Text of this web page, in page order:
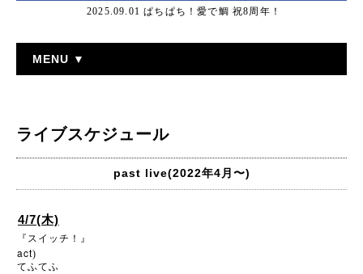
2025.09.01 ぱちぱち！愛で鯛 祝8周年！
MENU ▼
ライブスケジュール
past live(2022年4月〜)
4/7(木)
『スイッチ！』
act)
てふてふ